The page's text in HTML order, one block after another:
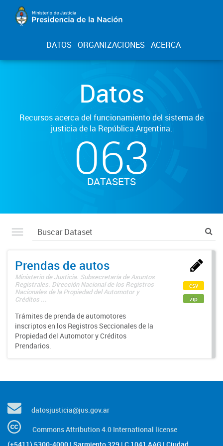
DATOS ORGANIZACIONES ACERCA
Datos
Recursos acerca del funcionamiento del sistema de
justicia de la República Argentina.
063
DATASETS
Prendas de autos
Ministerio de Justicia. Subsecretaría de Asuntos
Registrales. Dirección Nacional de los Registros
Nacionales de la Propiedad del Automotor y
Créditos ...
Trámites de prenda de automotores
inscriptos en los Registros Seccionales de la
Propiedad del Automotor y Créditos
Prendarios.
csv
zip
datosjusticia@jus.gov.ar
Commons Attribution 4.0 International license